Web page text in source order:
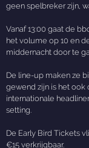
geen spelbreker zijn,
Vanaf 13:00 gaat de
het volume op 10 en
middernacht door te
De line-up maken ze
gewend zijn is het ook
internationale
setting.
De Early Bird Tickets
€15 verkrijgbaar.